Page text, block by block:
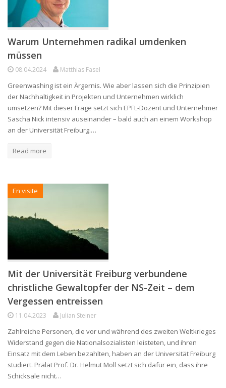
Warum Unternehmen radikal umdenken
müssen
08.04.2024 Matthias Fasel
Greenwashing ist ein Ärgernis. Wie aber lassen sich die Prinzipien
der Nachhaltigkeit in Projekten und Unternehmen wirklich
umsetzen? Mit dieser Frage setzt sich EPFL-Dozent und Unternehmer
Sascha Nick intensiv auseinander – bald auch an einem Workshop
an der Universität Freiburg.…
Read more
En visite
Mit der Universität Freiburg verbundene
christliche Gewaltopfer der NS-Zeit – dem
Vergessen entreissen
11.04.2023 Julian Steiner
Zahlreiche Personen, die vor und während des zweiten Weltkrieges
Widerstand gegen die Nationalsozialisten leisteten, und ihren
Einsatz mit dem Leben bezahlten, haben an der Universität Freiburg
studiert. Prälat Prof. Dr. Helmut Moll setzt sich dafür ein, dass ihre
Schicksale nicht…